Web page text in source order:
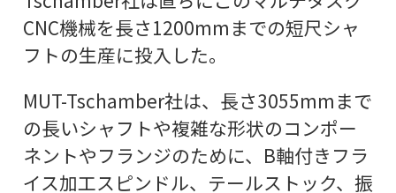
CNC機械を長さ1200mmまでの短尺シャ
フトの生産に投入した。
MUT-Tschamber社は、長さ3055mmまで
の長いシャフトや複雑な形状のコンポー
ネントやフランジのために、B軸付きフラ
イス加工スピンドル、テールストック、振